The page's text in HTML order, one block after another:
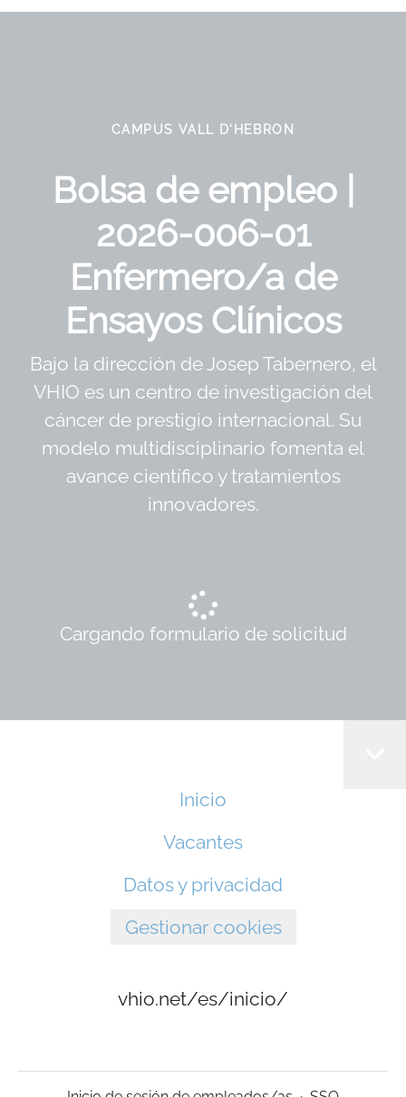
CAMPUS VALL D'HEBRON
Bolsa de empleo |
2026-006-01
Enfermero/a de
Ensayos Clínicos
Bajo la dirección de Josep Tabernero, el
VHIO es un centro de investigación del
cáncer de prestigio internacional. Su
modelo multidisciplinario fomenta el
avance científico y tratamientos
innovadores.
Cargando formulario de solicitud
Inicio
Vacantes
Datos y privacidad
Gestionar cookies
vhio.net/es/inicio/